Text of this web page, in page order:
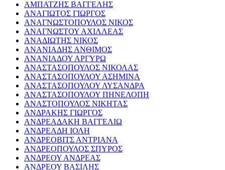
ΑΜΠΑΤΖΗΣ ΒΑΓΓΕΛΗΣ
ΑΝΑΓΙΩΤΟΣ ΓΙΩΡΓΟΣ
ΑΝΑΓΝΩΣΤΟΠΟΥΛΟΣ ΝΙΚΟΣ
ΑΝΑΓΝΩΣΤΟΥ ΑΧΙΛΛΕΑΣ
ΑΝΑΔΙΩΤΗΣ ΝΙΚΟΣ
ΑΝΑΝΙΑΔΗΣ ΑΝΘΙΜΟΣ
ΑΝΑΝΙΑΔΟΥ ΑΡΓΥΡΩ
ΑΝΑΣΤΑΣΟΠΟΥΛΟΣ ΝΙΚΟΛΑΣ
ΑΝΑΣΤΑΣΟΠΟΥΛΟΥ ΑΣΗΜΙΝΑ
ΑΝΑΣΤΑΣΟΠΟΥΛΟΥ ΛΥΣΑΝΔΡΑ
ΑΝΑΣΤΑΣΟΠΟΥΛΟΥ ΠΗΝΕΛΟΠΗ
ΑΝΑΣΤΟΠΟΥΛΟΣ ΝΙΚΗΤΑΣ
ΑΝΔΡΑΚΗΣ ΓΙΩΡΓΟΣ
ΑΝΔΡΕΑΔΑΚΗ ΒΑΓΓΕΛΙΩ
ΑΝΔΡΕΑΔΗ ΙΟΛΗ
ΑΝΔΡΕΟΒΙΤΣ ΑΝΤΡΙΑΝΑ
ΑΝΔΡΕΟΠΟΥΛΟΣ ΣΠΥΡΟΣ
ΑΝΔΡΕΟΥ ΑΝΔΡΕΑΣ
ΑΝΔΡΕΟΥ ΒΑΣΙΛΗΣ